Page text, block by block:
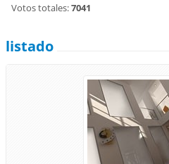
Votos totales:7041
listado